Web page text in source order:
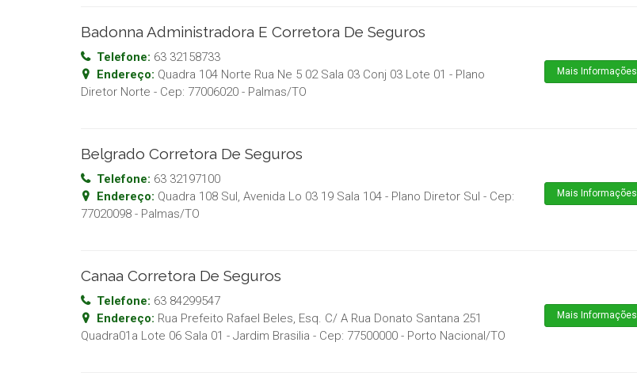
Badonna Administradora E Corretora De Seguros
Telefone: 63 32158733
Endereço: Quadra 104 Norte Rua Ne 5 02 Sala 03 Conj 03 Lote 01 - Plano
Diretor Norte - Cep: 77006020 - Palmas/TO
Mais Informações
Belgrado Corretora De Seguros
Telefone: 63 32197100
Endereço: Quadra 108 Sul, Avenida Lo 03 19 Sala 104 - Plano Diretor Sul - Cep:
77020098 - Palmas/TO
Mais Informações
Canaa Corretora De Seguros
Telefone: 63 84299547
Endereço: Rua Prefeito Rafael Beles, Esq. C/ A Rua Donato Santana 251
Quadra01a Lote 06 Sala 01 - Jardim Brasilia - Cep: 77500000 - Porto Nacional/TO
Mais Informações